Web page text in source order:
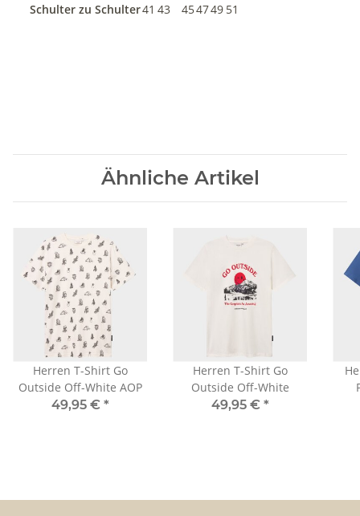
Schulter zu Schulter41 43 454749 51
Ähnliche Artikel
Herren T-Shirt Go
Outside Off-White AOP
49,95 € *
Herren T-Shirt Go
Outside Off-White
49,95 € *